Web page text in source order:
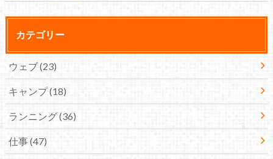
カテゴリー
ウェブ(23)
キャンプ(18)
ランニング(36)
仕事(47)